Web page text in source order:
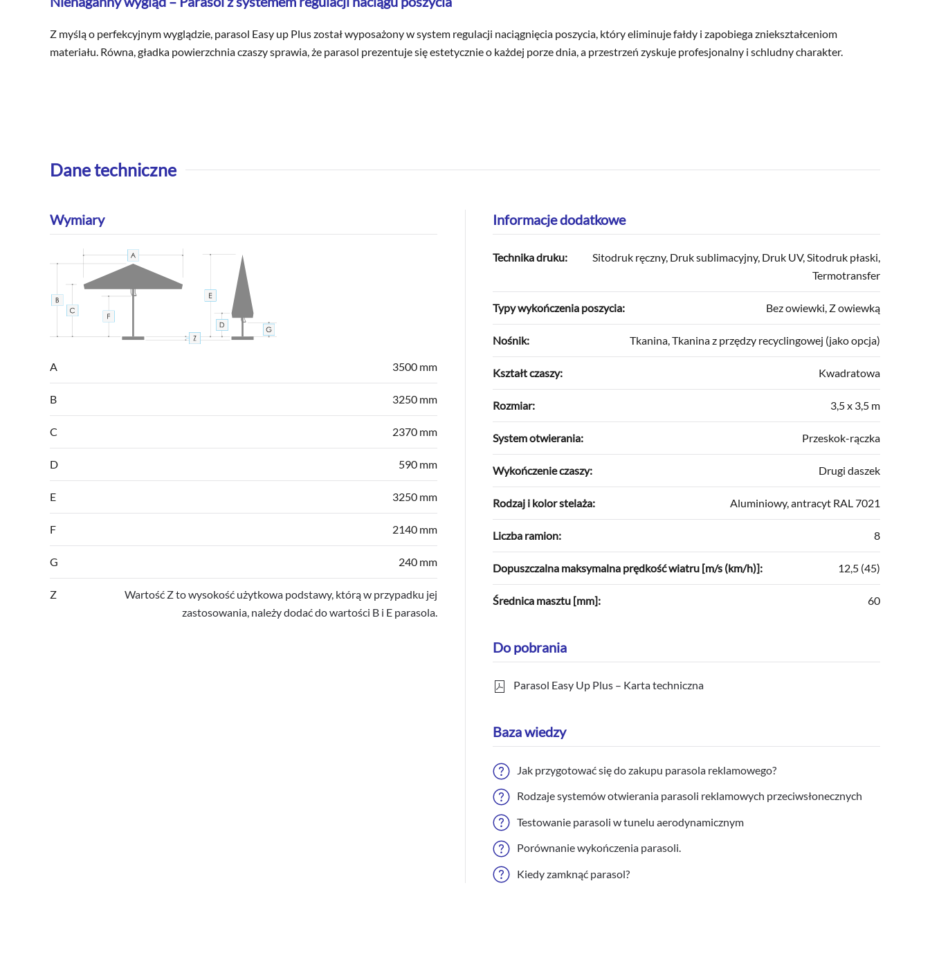
Z myślą o perfekcyjnym wyglądzie, parasol Easy up Plus został wyposażony w system regulacji naciągnięcia poszycia, który eliminuje fałdy i zapobiega zniekształceniom
materiału. Równa, gładka powierzchnia czaszy sprawia, że parasol prezentuje się estetycznie o każdej porze dnia, a przestrzeń zyskuje profesjonalny i schludny charakter.
Dane techniczne
Wymiary
A 3500 mm
B 3250 mm
C 2370 mm
D 590 mm
E 3250 mm
F 2140 mm
G 240 mm
Z
Wartość Z to wysokość użytkowa podstawy, którą w przypadku jej
zastosowania, należy dodać do wartości B i E parasola.
Informacje dodatkowe
Technika druku:
Sitodruk ręczny, Druk sublimacyjny, Druk UV, Sitodruk płaski,
Termotransfer
Typy wykończenia poszycia: Bez owiewki, Z owiewką
Nośnik: Tkanina, Tkanina z przędzy recyclingowej (jako opcja)
Kształt czaszy: Kwadratowa
Rozmiar: 3,5 x 3,5 m
System otwierania: Przeskok-rączka
Wykończenie czaszy: Drugi daszek
Rodzaj i kolor stelaża: Aluminiowy, antracyt RAL 7021
Liczba ramion: 8
Dopuszczalna maksymalna prędkość wiatru [m/s (km/h)]: 12,5 (45)
Średnica masztu [mm]: 60
Do pobrania
Parasol Easy Up Plus – Karta techniczna
Baza wiedzy
Jak przygotować się do zakupu parasola reklamowego?
Rodzaje systemów otwierania parasoli reklamowych przeciwsłonecznych
Testowanie parasoli w tunelu aerodynamicznym
Porównanie wykończenia parasoli.
Kiedy zamknąć parasol?